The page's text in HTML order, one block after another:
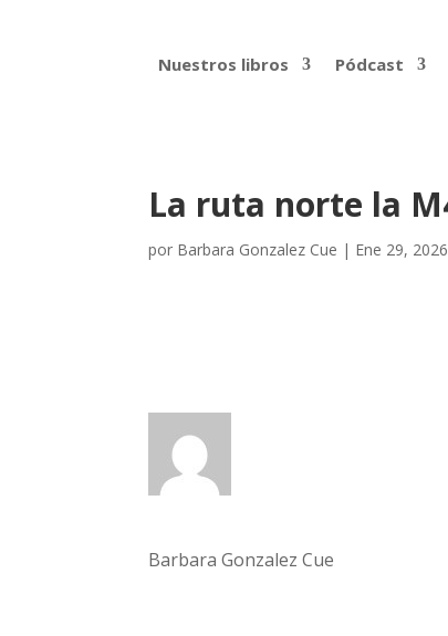
Nuestros libros Pódcast
La ruta norte la
por Barbara Gonzalez Cue | Ene 29, 2026
Barbara Gonzalez Cue